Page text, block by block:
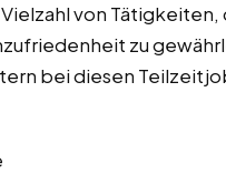
von Tätigkeiten,
zu
bei diesen